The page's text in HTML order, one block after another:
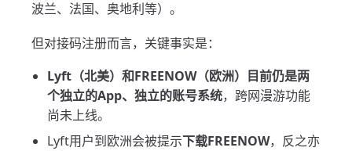
波兰、法国、奥地利等）。
但对接码注册而言，关键事实是：
Lyft（北美）和FREENOW（欧洲）目前仍是两
个独立的App、独立的账号系统，跨网漫游功能
尚未上线。
Lyft用户到欧洲会被提示下载FREENOW，反之亦